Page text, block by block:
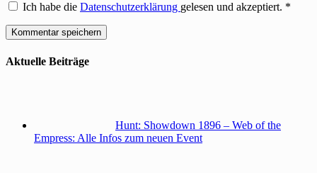
Ich habe die Datenschutzerklärung gelesen und akzeptiert. *
Aktuelle Beiträge
Hunt: Showdown 1896 – Web of the
Empress: Alle Infos zum neuen Event